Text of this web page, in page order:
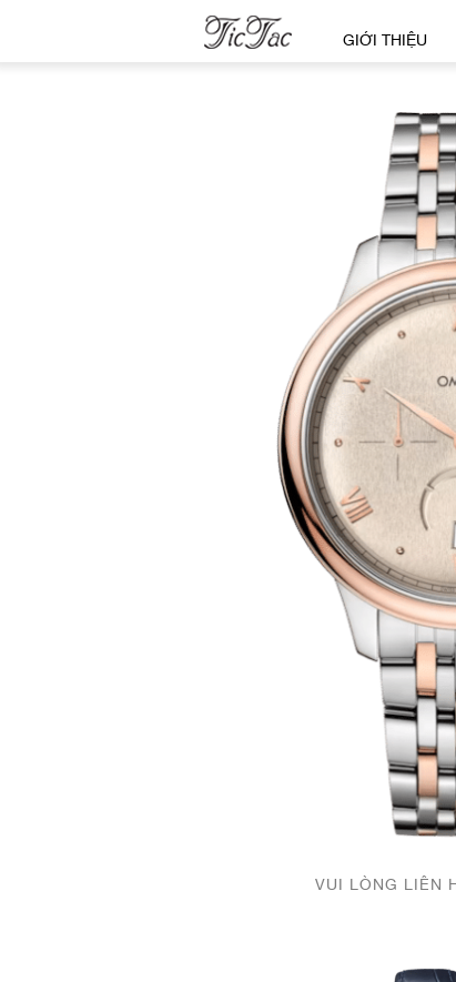
GIỚI THIỆU
VUI LÒNG LIÊN